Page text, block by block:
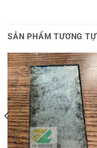
SẢN PHẨM TƯƠNG TỰ